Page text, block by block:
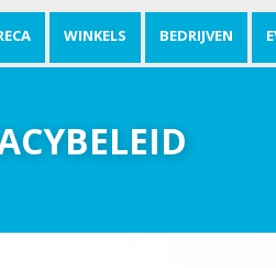
WINKELS BEDRIJVEN